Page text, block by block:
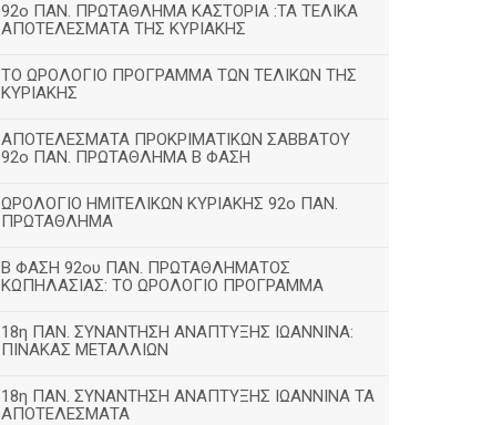
92ο ΠΑΝ. ΠΡΩΤΑΘΛΗΜΑ ΚΑΣΤΟΡΙΑ :ΤΑ ΤΕΛΙΚΑ
ΑΠΟΤΕΛΕΣΜΑΤΑ ΤΗΣ ΚΥΡΙΑΚΗΣ
ΤΟ ΩΡΟΛΟΓΙΟ ΠΡΟΓΡΑΜΜΑ ΤΩΝ ΤΕΛΙΚΩΝ ΤΗΣ
ΚΥΡΙΑΚΗΣ
ΑΠΟΤΕΛΕΣΜΑΤΑ ΠΡΟΚΡΙΜΑΤΙΚΩΝ ΣΑΒΒΑΤΟΥ
92o ΠΑΝ. ΠΡΩΤΑΘΛΗΜΑ Β ΦΑΣΗ
ΩΡΟΛΟΓΙΟ ΗΜΙΤΕΛΙΚΩΝ ΚΥΡΙΑΚΗΣ 92ο ΠΑΝ.
ΠΡΩΤΑΘΛΗΜΑ
Β ΦΑΣΗ 92ου ΠΑΝ. ΠΡΩΤΑΘΛΗΜΑΤΟΣ
ΚΩΠΗΛΑΣΙΑΣ: ΤΟ ΩΡΟΛΟΓΙΟ ΠΡΟΓΡΑΜΜΑ
18η ΠΑΝ. ΣΥΝΑΝΤΗΣΗ ΑΝΑΠΤΥΞΗΣ ΙΩΑΝΝΙΝΑ:
ΠΙΝΑΚΑΣ ΜΕΤΑΛΛΙΩΝ
18η ΠΑΝ. ΣΥΝΑΝΤΗΣΗ ΑΝΑΠΤΥΞΗΣ ΙΩΑΝΝΙΝΑ ΤΑ
ΑΠΟΤΕΛΕΣΜΑΤΑ